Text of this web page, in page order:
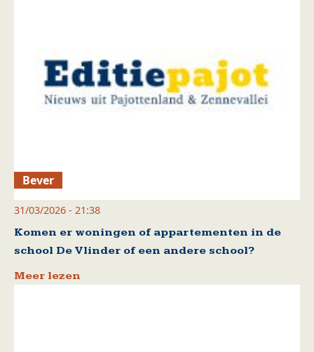
Bever
31/03/2026 - 21:38
Komen er woningen of appartementen in de
school De Vlinder of een andere school?
Meer lezen